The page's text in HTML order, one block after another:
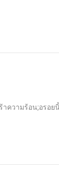
ความร้อน;อรอ